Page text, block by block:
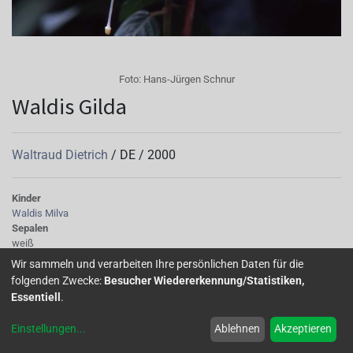
Foto: Hans-Jürgen Schnur
Waldis Gilda
Waltraud Dietrich / DE / 2000
Kinder
Waldis Milva
Sepalen
weiß
Korolle/Petalen
weiß
Knospe/Blüte
gefüllt, mittelgross
stehend
Wir sammeln und verarbeiten Ihre persönlichen Daten für die
folgenden Zwecke: Besucher Wiedererkennung/Statistiken,
Essentiell .
Einstellungen... Ablehnen Akzeptieren